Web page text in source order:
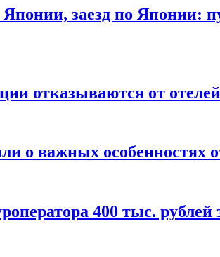
заезд по Японии:
отказываются от
о важных особенностях
400 тыс. рублей